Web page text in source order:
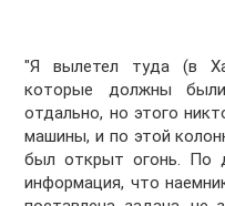
"Я вылетел туда (в
которые должны
отдально, но этого
машины, и по этой
был открыт огонь. По
информация, что